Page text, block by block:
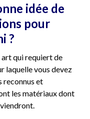
idée de
pour
?
art qui requiert de
laquelle vous devez
reconnus et
les matériaux dont